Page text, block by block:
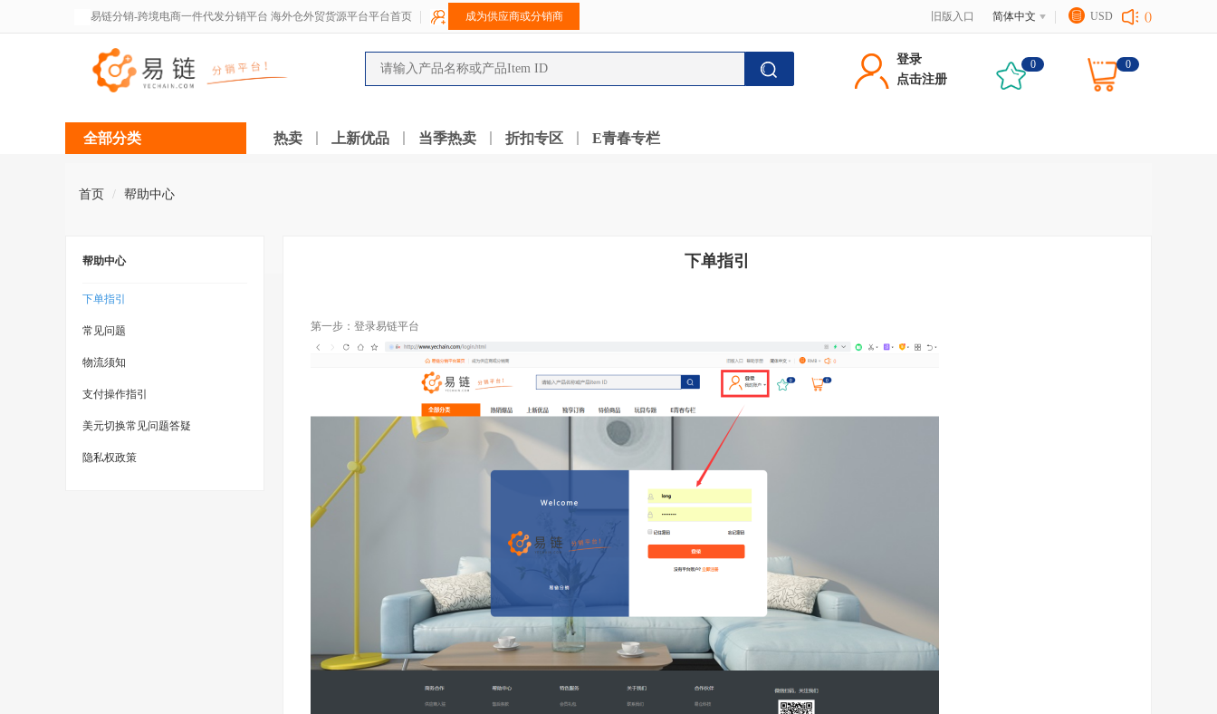
易链分销-跨境电商一件代发分销平台 海外仓外贸货源平台平台首页 成为供应商或分销商 旧版入口 简体中文 USD ()
登录
点击注册
0 0
全部分类 热卖 上新优品 当季热卖 折扣专区 E青春专栏
首页 帮助中心
帮助中心
下单指引
常见问题
物流须知
支付操作指引
美元切换常见问题答疑
隐私权政策
下单指引
第一步：登录易链平台